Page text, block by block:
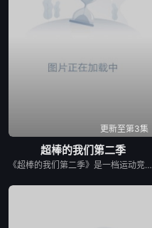
更新至第3集
超棒的我们第二季
《超棒的我们第二季》是一档运动竞技成长类真人秀，集结多位棒球少年，以多维度考核争夺席位，层层比拼后选拔9位少年锁定首发，与强队对决。全程记录少年们从独自拼搏到凝聚团魂的成长，打造兼具竞技性与观赏性的青春成长纪实。